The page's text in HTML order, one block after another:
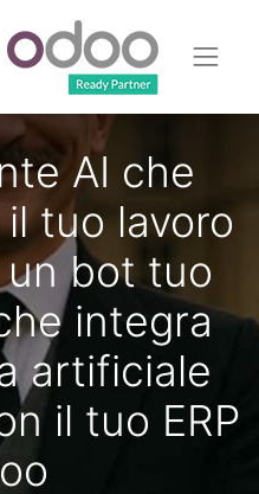
AI che
tuo lavoro
bot tuo
integra
artificiale
il tuo ERP